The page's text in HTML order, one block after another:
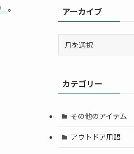
。
アーカイブ
ブカテゴリー
その他のアイテム
アウトドア用語